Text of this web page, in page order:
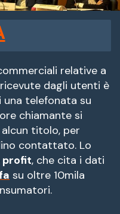
Aumentar
tamaño
de
fuente.
relative a
dagli utenti è
una telefonata su
chiamante si
alcun titolo, per
contattato. Lo
profit, che cita i dati
su oltre 10mila